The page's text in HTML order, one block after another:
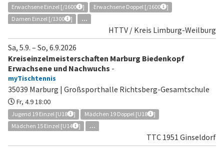
Erwachsene Einzel [/1600 ] Erwachsene Doppel [/1600
]
Damen Einzel [/1300
] ...
HTTV / Kreis Limburg-Weilburg
Sa, 5.9. – So, 6.9.2026
Kreiseinzelmeisterschaften Marburg Biedenkopf
Erwachsene und Nachwuchs -
myTischtennis
35039 Marburg | Großsporthalle Richtsberg-Gesamtschule
Fr, 4.9 18:00
Jugend 19 Einzel [U18 ] Mädchen 19 Doppel [U18
]
Mädchen 15 Einzel [U14
] ...
TTC 1951 Ginseldorf